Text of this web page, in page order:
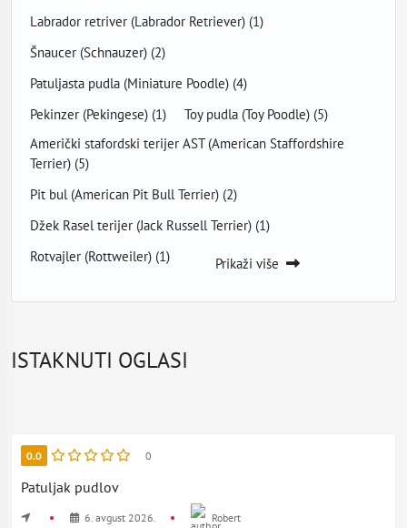
Labrador retriver (Labrador Retriever) (1)
Šnaucer (Schnauzer) (2)
Patuljasta pudla (Miniature Poodle) (4)
Pekinzer (Pekingese) (1) Toy pudla (Toy Poodle) (5)
Američki stafordski terijer AST (American Staffordshire
Terrier) (5)
Pit bul (American Pit Bull Terrier) (2)
Džek Rasel terijer (Jack Russell Terrier) (1)
Rotvajler (Rottweiler) (1) Prikaži više
ISTAKNUTI OGLASI
0.0 0
Patuljak pudlov
6. avgust 2026. Robert